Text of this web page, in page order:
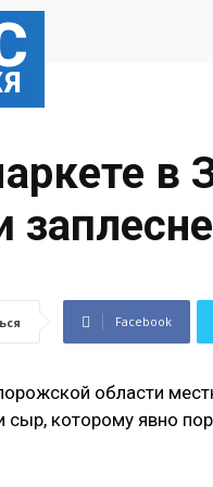
в
Facebook
области
сыр, которому явно